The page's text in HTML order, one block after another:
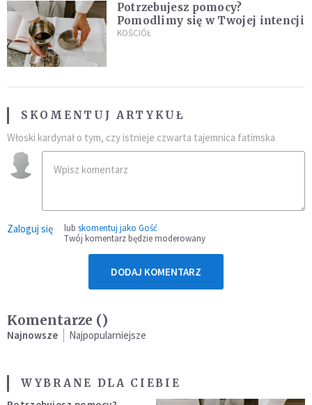
Potrzebujesz pomocy?
Pomodlimy się w Twojej intencji
KOŚCIÓŁ
SKOMENTUJ ARTYKUŁ
Włoski kardynał o tym, czy istnieje czwarta tajemnica fatimska
Zaloguj się lub skomentuj jako Gość
Twój komentarz będzie moderowany
DODAJ KOMENTARZ
Komentarze ()
Najnowsze Najpopularniejsze
WYBRANE DLA CIEBIE